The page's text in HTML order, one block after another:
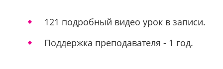
121 подробный видео урок в записи.
Поддержка преподавателя - 1 год.